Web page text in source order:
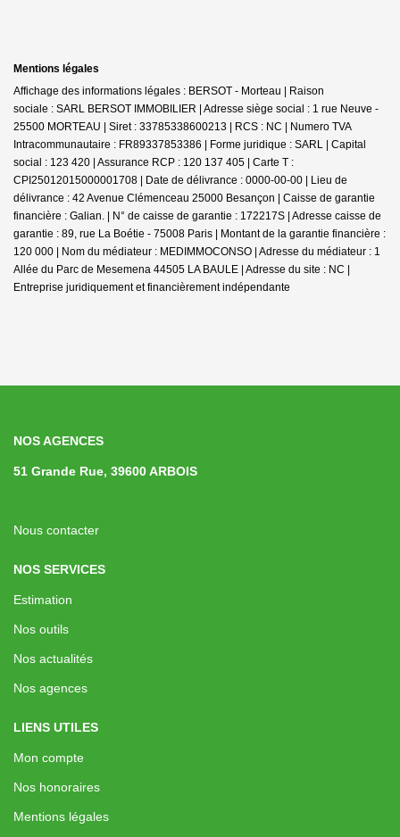
Mentions légales
Affichage des informations légales : BERSOT - Morteau | Raison
sociale : SARL BERSOT IMMOBILIER | Adresse siège social : 1 rue Neuve -
25500 MORTEAU | Siret : 33785338600213 | RCS : NC | Numero TVA
Intracommunautaire : FR89337853386 | Forme juridique : SARL | Capital
social : 123 420 | Assurance RCP : 120 137 405 | Carte T :
CPI25012015000001708 | Date de délivrance : 0000-00-00 | Lieu de
délivrance : 42 Avenue Clémenceau 25000 Besançon | Caisse de garantie
financière : Galian. | N° de caisse de garantie : 172217S | Adresse caisse de
garantie : 89, rue La Boétie - 75008 Paris | Montant de la garantie financière :
120 000 | Nom du médiateur : MEDIMMOCONSO | Adresse du médiateur : 1
Allée du Parc de Mesemena 44505 LA BAULE | Adresse du site : NC |
Entreprise juridiquement et financièrement indépendante
NOS AGENCES
51 Grande Rue, 39600 ARBOIS
Nous contacter
NOS SERVICES
Estimation
Nos outils
Nos actualités
Nos agences
LIENS UTILES
Mon compte
Nos honoraires
Mentions légales